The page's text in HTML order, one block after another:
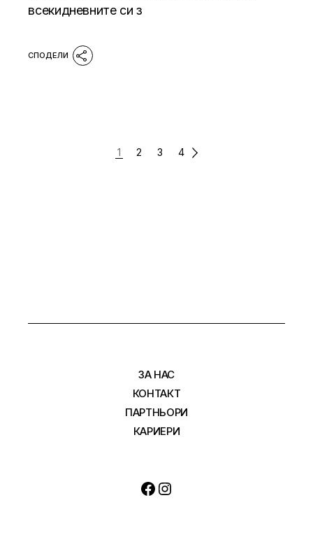
всекидневните си з
РАЗДЕЛЯНЕ
1 2 3 4
ЗА НАС
КОНТАКТ
ПАРТНЬОРИ
КАРИЕРИ
Facebook
Instagram